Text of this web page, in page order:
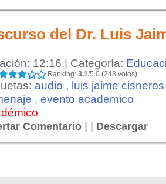
del Dr. Luis
12:16 | Categoría:
Ranking: 3.1/5.0 (248 votos)
audio , luis jaime cisneros
, evento academico
Comentario | | Descargar